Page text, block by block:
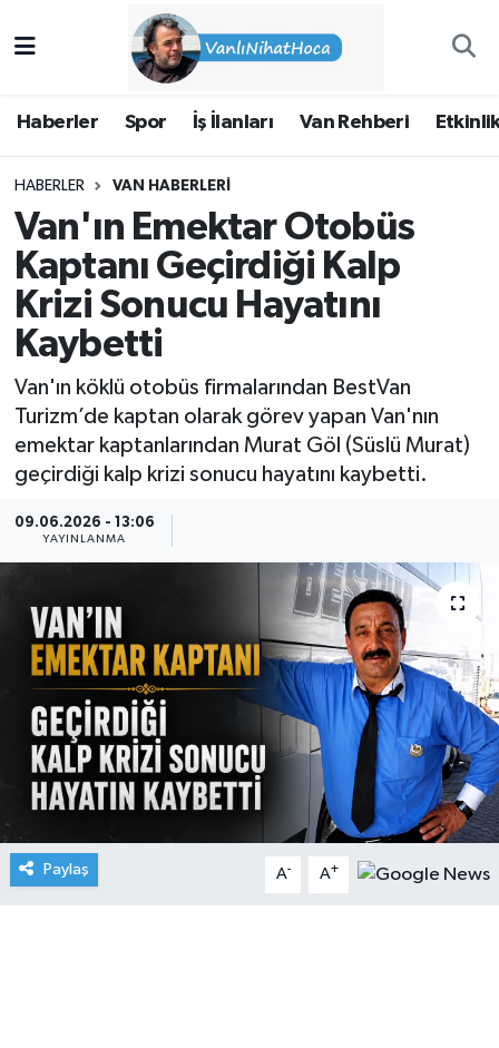
Haberler Spor İş İlanları Van Rehberi
HABERLER VAN HABERLERI
Van'ın Emektar Otobüs
Kaptanı Geçirdiği Kalp
Krizi Sonucu Hayatını
Kaybetti
Van'ın köklü otobüs firmalarından BestVan
Turizm’de kaptan olarak görev yapan Van'nın
emektar kaptanlarından Murat Göl (Süslü Murat)
geçirdiği kalp krizi sonucu hayatını kaybetti.
09.06.2026 - 13:06
YAYINLANMA
Paylaş A- A+
Van Rehberi
Etkinlikler
Köşe Yazıları
Hakkımda
İpekyolu Nöbetçi Eczaneler
Süper Lig Puan Durumu ve Fikstür
Tüm Manşetler
Son Dakika Haberleri
Haber Arşivi